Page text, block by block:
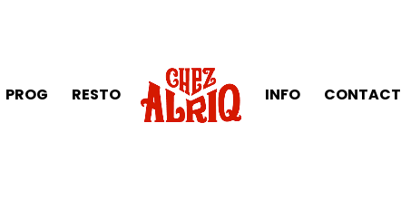
PROG RESTO INFO CONTACT